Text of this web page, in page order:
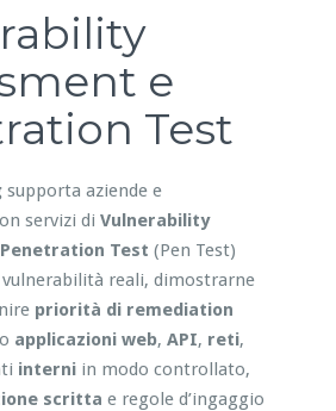
e
Test
supporta aziende e
servizi di Vulnerability
Penetration Test (Pen Test)
reali, dimostrarne
priorità di remediation
applicazioni web, API, reti,
interniin modo controllato,
scritta e regole d’ingaggio